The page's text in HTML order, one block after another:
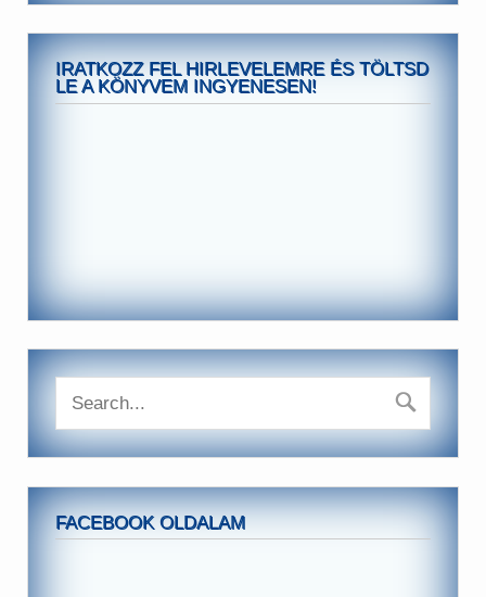
IRATKOZZ FEL HIRLEVELEMRE ÉS TÖLTSD
LE A KÖNYVEM INGYENESEN!
FACEBOOK OLDALAM